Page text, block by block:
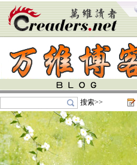
搜索>>